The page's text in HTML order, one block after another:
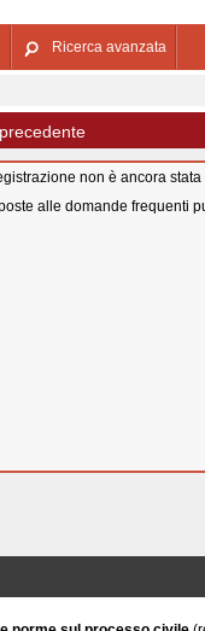
Ricerca avanzata
non è ancora
alle domande frequenti